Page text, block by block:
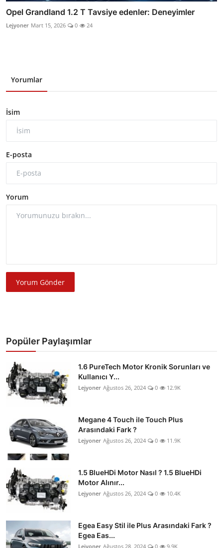
Opel Grandland 1.2 T Tavsiye edenler: Deneyimler
Lejyoner Mart 15, 2026 0 24
Yorumlar
İsim
E-posta
Yorum
Yorum Gönder
Popüler Paylaşımlar
1.6 PureTech Motor Kronik Sorunları ve
Kullanıcı Y...
Lejyoner Ağustos 26, 2024 0 12.9K
Megane 4 Touch ile Touch Plus
Arasındaki Fark ?
Lejyoner Ağustos 26, 2024 0 11.9K
1.5 BlueHDi Motor Nasıl ? 1.5 BlueHDi
Motor Alınır...
Lejyoner Ağustos 26, 2024 0 10.4K
Egea Easy Stil ile Plus Arasındaki Fark ?
Egea Eas...
Lejyoner Ağustos 28, 2024 0 9.9K